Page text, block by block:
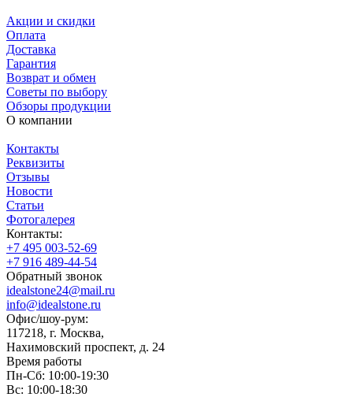
Акции и скидки
Оплата
Доставка
Гарантия
Возврат и обмен
Советы по выбору
Обзоры продукции
О компании
Контакты
Реквизиты
Отзывы
Новости
Статьи
Фотогалерея
Контакты:
+7 495 003-52-69
+7 916 489-44-54
Обратный звонок
idealstone24@mail.ru
info@idealstone.ru
Офис/шоу-рум:
117218, г. Москва,
Нахимовский проспект, д. 24
Время работы
Пн-Сб: 10:00-19:30
Вс: 10:00-18:30